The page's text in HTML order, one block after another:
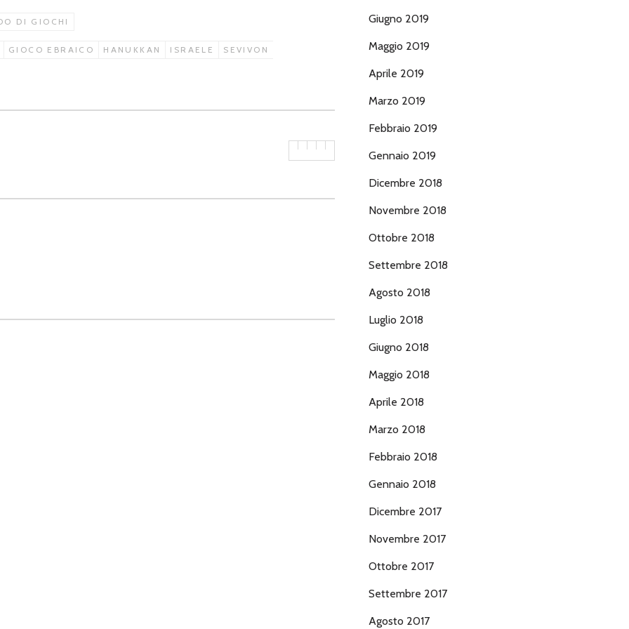
DI GIOCHI
GIOCO EBRAICO HANUKKAN ISRAELE
SEVIVON
Giugno 2019
Maggio 2019
Aprile 2019
Marzo 2019
Febbraio 2019
Gennaio 2019
Dicembre 2018
Novembre 2018
Ottobre 2018
Settembre 2018
Agosto 2018
Luglio 2018
Giugno 2018
Maggio 2018
Aprile 2018
Marzo 2018
Febbraio 2018
Gennaio 2018
Dicembre 2017
Novembre 2017
Ottobre 2017
Settembre 2017
Agosto 2017